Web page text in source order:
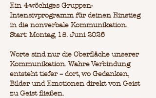
Ein 4-wöchiges Gruppen-
Intensivprogramm für deinen Einstieg
in die nonverbale Kommunikation.
Start: Montag, 15. Juni 2026
Worte sind nur die Oberfläche unserer
Kommunikation. Wahre Verbindung
entsteht tiefer – dort, wo Gedanken,
Bilder und Emotionen direkt von Geist
zu Geist fließen.